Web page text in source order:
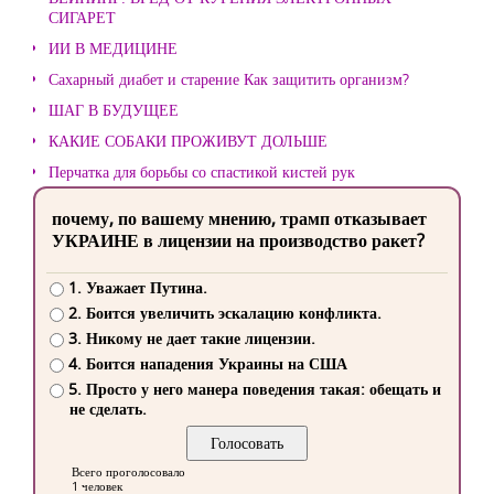
СИГАРЕТ
ИИ В МЕДИЦИНЕ
Сахарный диабет и старение Как защитить организм?
ШАГ В БУДУЩЕЕ
КАКИЕ СОБАКИ ПРОЖИВУТ ДОЛЬШЕ
Перчатка для борьбы со спастикой кистей рук
почему, по вашему мнению, трамп отказывает
УКРАИНЕ в лицензии на производство ракет?
1. Уважает Путина.
2. Боится увеличить эскалацию конфликта.
3. Никому не дает такие лицензии.
4. Боится нападения Украины на США
5. Просто у него манера поведения такая: обещать и
не сделать.
Всего проголосовало
1 человек